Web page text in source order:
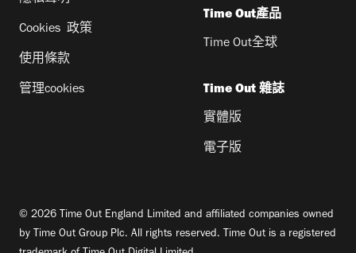
Cookies 政策
使用條款
管理cookies
Time Out產品
Time Out全球
Time Out 雜誌
實體版
電子版
© 2026 Time Out England Limited and affiliated companies owned
by Time Out Group Plc. All rights reserved. Time Out is a registered